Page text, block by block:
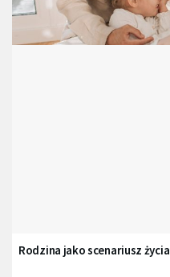
Rodzina jako scenariusz życia